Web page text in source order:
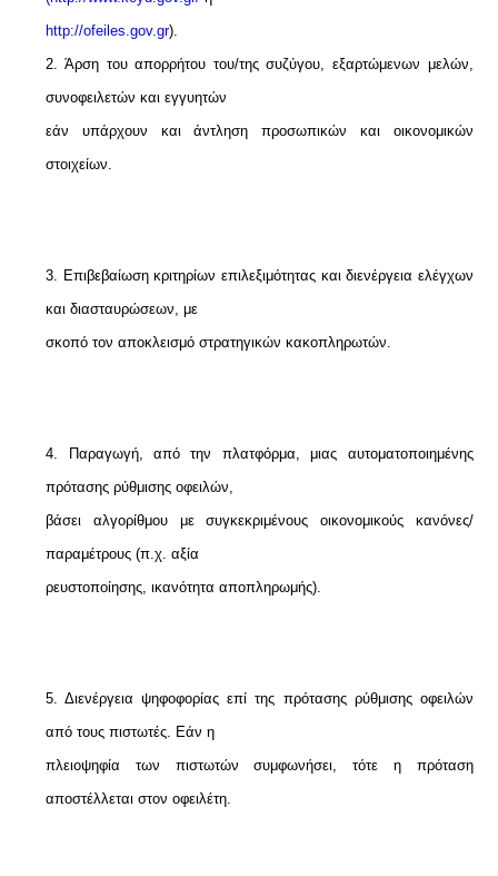
http://ofeiles.gov.gr).
2. Άρση του απορρήτου του/της συζύγου, εξαρτώμενων μελών,
συνοφειλετών και εγγυητών
εάν υπάρχουν και άντληση προσωπικών και οικονομικών
στοιχείων.
3. Επιβεβαίωση κριτηρίων επιλεξιμότητας και διενέργεια ελέγχων
και διασταυρώσεων, με
σκοπό τον αποκλεισμό στρατηγικών κακοπληρωτών.
4. Παραγωγή, από την πλατφόρμα, μιας αυτοματοποιημένης
πρότασης ρύθμισης οφειλών,
βάσει αλγορίθμου με συγκεκριμένους οικονομικούς κανόνες/
παραμέτρους (π.χ. αξία
ρευστοποίησης, ικανότητα αποπληρωμής).
5. Διενέργεια ψηφοφορίας επί της πρότασης ρύθμισης οφειλών
από τους πιστωτές. Εάν η
πλειοψηφία των πιστωτών συμφωνήσει, τότε η πρόταση
αποστέλλεται στον οφειλέτη.